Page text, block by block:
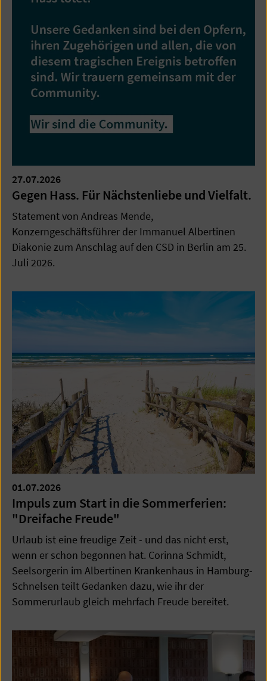
27.07.2026
Gegen Hass. Für Nächstenliebe und Vielfalt.
Statement von Andreas Mende,
Konzerngeschäftsführer der Immanuel Albertinen
Diakonie zum Anschlag auf den CSD in Berlin am 25.
Juli 2026.
01.07.2026
Impuls zum Start in die Sommerferien:
"Dreifache Freude"
Urlaub ist eine freudige Zeit - und das nicht erst,
wenn er schon begonnen hat. Corinna Schmidt,
Seelsorgerin im Albertinen Krankenhaus in Hamburg-
Schnelsen teilt Gedanken dazu, wie ihr der
Sommerurlaub gleich mehrfach Freude bereitet.